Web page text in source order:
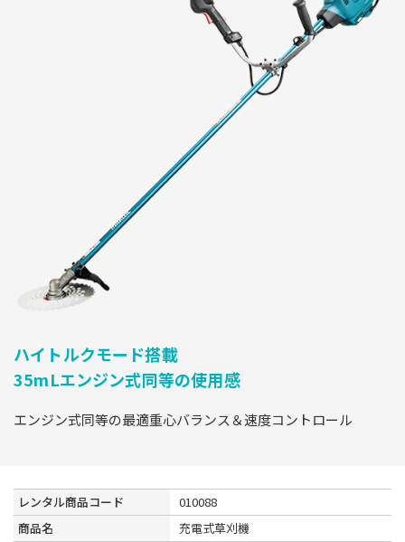
ハイトルクモード搭載
35mLエンジン式同等の使用感
エンジン式同等の最適重心バランス＆速度コントロール
レンタル商品コード
010088
商品名
充電式草刈機